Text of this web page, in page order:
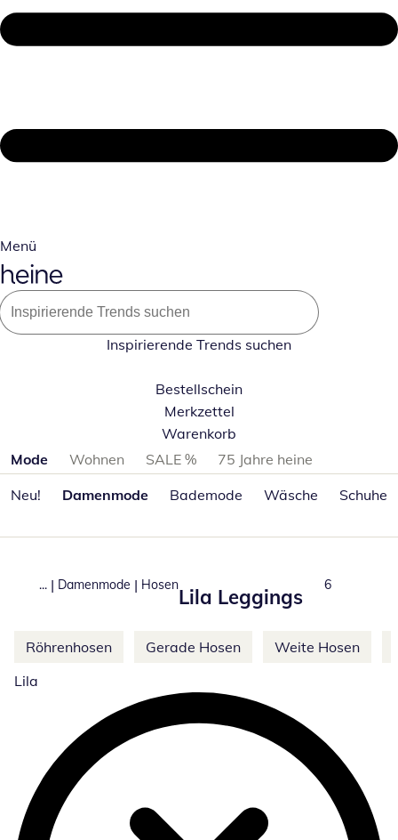
Menü
Inspirierende Trends suchen
Bestellschein
Merkzettel
Warenkorb
Produktkategorien überspringen
Mode Wohnen SALE %
75 Jahre heine
Neu!
Damenmode Bademode Wäsche Schuhe
... | Damenmode | Hosen
Lila Leggings
Produkte
6
Weitere Kategorien überspringen
Röhrenhosen Gerade Hosen Weite Hosen
Lila